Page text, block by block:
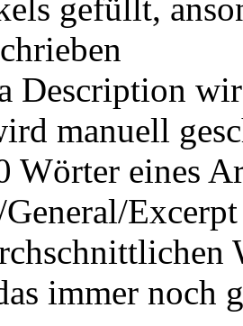
gefüllt,
Description
manuell
Wörter eines
immer noch